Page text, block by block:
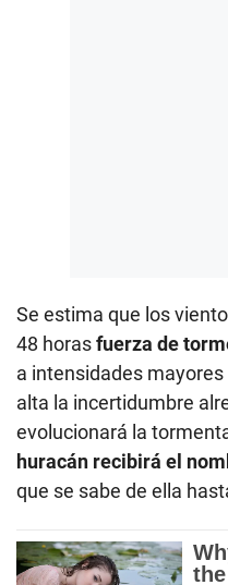
Se estima que los
48 horasfuerza de
a intensidades
alta la incertidumbre
evolucionará la
huracán recibirá el
que se sabe de ella